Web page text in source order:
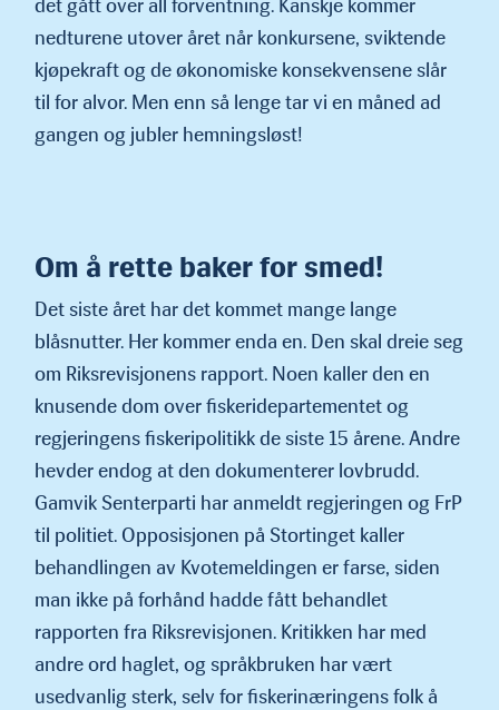
det gått over all forventning. Kanskje kommer
nedturene utover året når konkursene, sviktende
kjøpekraft og de økonomiske konsekvensene slår
til for alvor. Men enn så lenge tar vi en måned ad
gangen og jubler hemningsløst!
Om å rette baker for smed!
Det siste året har det kommet mange lange
blåsnutter. Her kommer enda en. Den skal dreie seg
om Riksrevisjonens rapport. Noen kaller den en
knusende dom over fiskeridepartementet og
regjerin­gens fiskeripolitikk de siste 15 årene. Andre
hevder endog at den dokumenterer lovbrudd.
Gamvik Senterparti har anmeldt regjeringen og FrP
til politiet. Opposisjonen på Stortinget kaller
behandlin­gen av Kvotemeldingen er farse, siden
man ikke på forhånd hadde fått behandlet
rapporten fra Riksrevisjonen. Kritikken har med
andre ord haglet, og språkbruken har vært
usedvanlig sterk, selv for fiskerinæringens folk å